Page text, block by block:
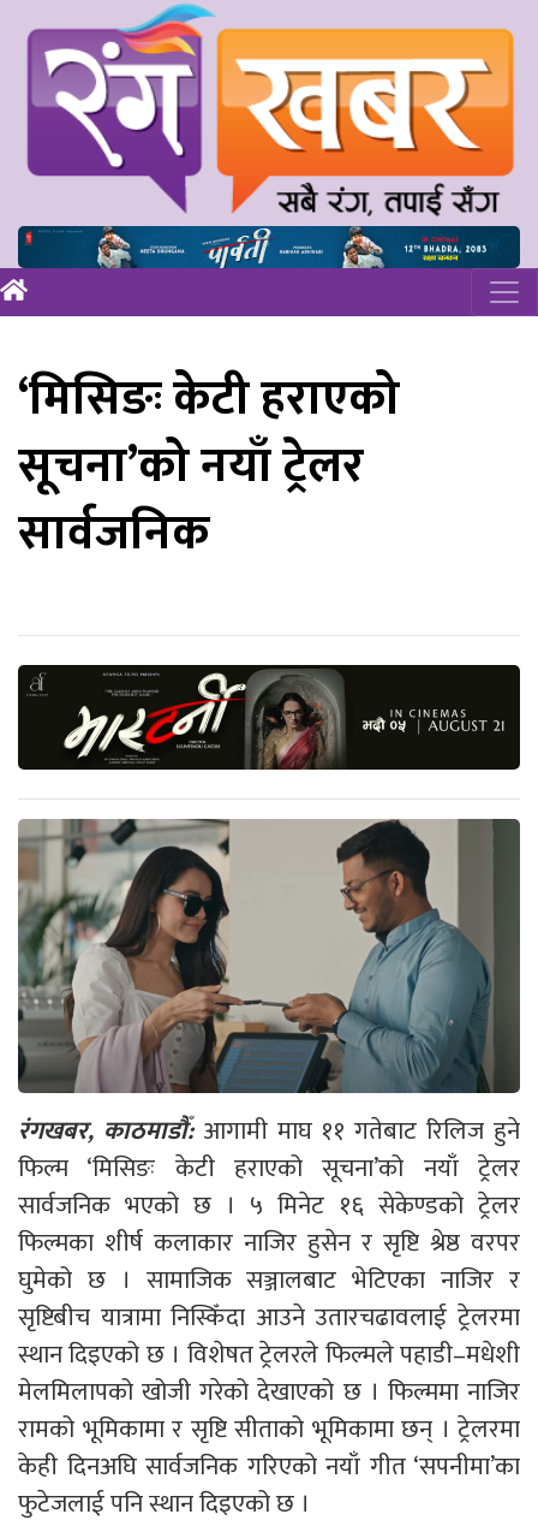
‘मिसिङः केटी हराएको
सूचना’को नयाँ ट्रेलर
सार्वजनिक
रंगखबर, काठमाडौँ: आगामी माघ ११ गतेबाट रिलिज हुने
फिल्म ‘मिसिङः केटी हराएको सूचना’को नयाँ ट्रेलर
सार्वजनिक भएको छ । ५ मिनेट १६ सेकेण्डको ट्रेलर
फिल्मका शीर्ष कलाकार नाजिर हुसेन र सृष्टि श्रेष्ठ वरपर
घुमेको छ । सामाजिक सञ्जालबाट भेटिएका नाजिर र
सृष्टिबीच यात्रामा निस्किँदा आउने उतारचढावलाई ट्रेलरमा
स्थान दिइएको छ । विशेषत ट्रेलरले फिल्मले पहाडी–मधेशी
मेलमिलापको खोजी गरेको देखाएको छ । फिल्ममा नाजिर
रामको भूमिकामा र सृष्टि सीताको भूमिकामा छन् । ट्रेलरमा
केही दिनअघि सार्वजनिक गरिएको नयाँ गीत ‘सपनीमा’का
फुटेजलाई पनि स्थान दिइएको छ ।